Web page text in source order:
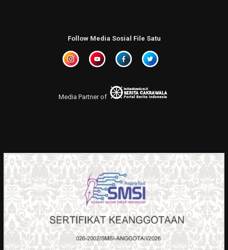
Follow Media Sosial File Satu
Media Partner of